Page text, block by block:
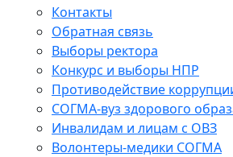
Контакты
Обратная связь
Выборы ректора
Конкурс и выборы НПР
Противодействие
СОГМА-вуз здорового
Инвалидам и лицам с ОВЗ
Волонтеры-медики СОГМА